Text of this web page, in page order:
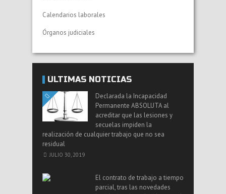
Calendarios laborales
Órganos judiciales
ÚLTIMAS NOTICIAS
Declarada la Incapacidad
Permanente ABSOLUTA al
acreditar que las lesiones y
secuelas impiden la
realización de cualquier trabajo que no sea
residual
JULIO 30, 2019
El contrato de trabajo a tiempo
parcial, tras las novedades